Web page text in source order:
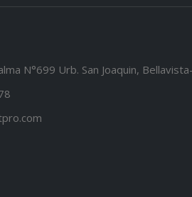
N°699 Urb. San Joaquin,